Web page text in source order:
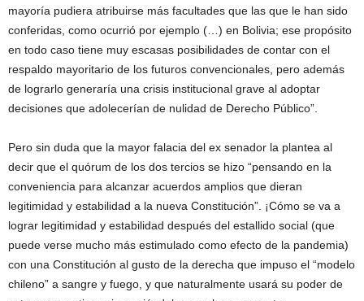
mayoría pudiera atribuirse más facultades que las que le han sido
conferidas, como ocurrió por ejemplo (…) en Bolivia; ese propósito
en todo caso tiene muy escasas posibilidades de contar con el
respaldo mayoritario de los futuros convencionales, pero además
de lograrlo generaría una crisis institucional grave al adoptar
decisiones que adolecerían de nulidad de Derecho Público”.
Pero sin duda que la mayor falacia del ex senador la plantea al
decir que el quórum de los dos tercios se hizo “pensando en la
conveniencia para alcanzar acuerdos amplios que dieran
legitimidad y estabilidad a la nueva Constitución”. ¡Cómo se va a
lograr legitimidad y estabilidad después del estallido social (que
puede verse mucho más estimulado como efecto de la pandemia)
con una Constitución al gusto de la derecha que impuso el “modelo
chileno” a sangre y fuego, y que naturalmente usará su poder de